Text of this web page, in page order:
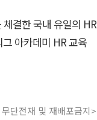
결한 국내 유일의 HR
아카데미 HR 교육
단전재 및 재배포금지>